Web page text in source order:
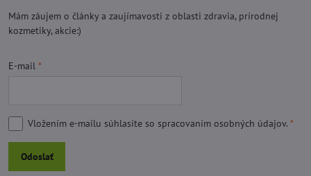
Mám záujem o články a zaujímavosti z oblasti zdravia, prírodnej
kozmetiky, akcie:)
E-mail *
Vložením e-mailu súhlasíte so spracovaním osobných údajov. *
Odoslať